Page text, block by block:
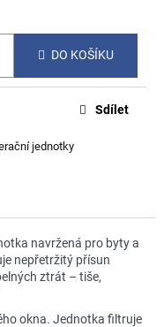
DO KOŠÍKU
jednotky
Sdílet
navržená pro byty a
nepřetržitý přísun
ztrát – tiše,
okna. Jednotka filtruje